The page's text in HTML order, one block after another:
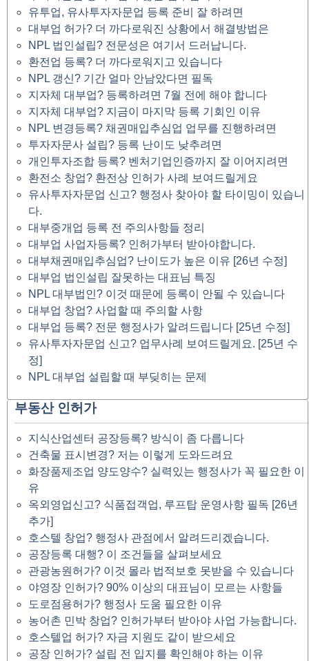
유투업, 유사투자자문업 등록 준비 잘 하려면
대부업 허가? 더 까다로워진 상황에서 해결방법은
NPL 법인설립? 전문성은 여기서 드러납니다.
환전업 등록? 더 까다로워지고 있습니다
NPL 갱신? 기간 얼마 안남았다면 필독
지자체 대부업? 등록하려면 7월 전에 해야 합니다
지자체 대부업? 지금이 마지막 등록 기회인 이유
NPL 변경등록? 채권매입추심업 업무를 진행하려면
투자자문사 설립? 등록 난이도 낮추려면
개인투자조합 등록? 벤처기업인증까지 잘 이어지려면
환전소 창업? 환전상 인허가 사례 보여드릴게요
유사투자자문업 신고? 행정사 찾아야 할 타이밍이 있습니
다.
대부중개업 등록 전 주의사항들 정리
대부업 사업자등록? 인허가부터 받아야합니다.
대부채권매입추심업? 난이도가 높은 이유 [26년 수정]
대부업 법인설립 잘못하는 대표님 특징
NPL 대부법인? 이것 때문에 등록이 안될 수 있습니다
대부업 창업? 사업할 때 주의할 사항
대부업 등록? 전문 행정사가 알려드립니다 [25년 수정]
유사투자자문업 신고? 업무사례 보여드릴게요. [25년 수
정]
NPL 대부업 설립할 때 부딪히는 문제
부동산 인허가
지식산업센터 공장등록? 방식이 좀 다릅니다
건축물 표시변경? 저는 이렇게 도와드려요
화장품제조업 양도양수? 실력있는 행정사가 꼭 필요한 이
유
옥외영업신고? 식품접객업, 루프탑 운영사항 필독 [26년
추가]
호스텔 창업? 행정사 관점에서 알려드리겠습니다.
공장등록 대행? 이 조건들을 살펴보세요
관광농원허가? 이것 몰라 법적보호 못받을 수 있습니다
야영장 인허가? 90% 이상의 대표님이 모르는 사항들
도로점용허가? 행정사 도움 필요한 이유
농어촌 민박 창업? 인허가부터 받아야 사업 가능합니다.
호스텔업 허가? 자금 지원도 같이 받으세요
공장 인허가? 설립 전 입지를 확인해야 하는 이유